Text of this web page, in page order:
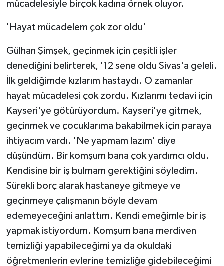
mücadelesiyle birçok kadına örnek oluyor.
'Hayat mücadelem çok zor oldu'
Gülhan Şimşek, geçinmek için çeşitli işler
denediğini belirterek, '12 sene oldu Sivas'a geleli.
İlk geldiğimde kızlarım hastaydı. O zamanlar
hayat mücadelesi çok zordu. Kızlarımı tedavi için
Kayseri'ye götürüyordum. Kayseri'ye gitmek,
geçinmek ve çocuklarıma bakabilmek için paraya
ihtiyacım vardı. 'Ne yapmam lazım' diye
düşündüm. Bir komşum bana çok yardımcı oldu.
Kendisine bir iş bulmam gerektiğini söyledim.
Sürekli borç alarak hastaneye gitmeye ve
geçinmeye çalışmanın böyle devam
edemeyeceğini anlattım. Kendi emeğimle bir iş
yapmak istiyordum. Komşum bana merdiven
temizliği yapabileceğimi ya da okuldaki
öğretmenlerin evlerine temizliğe gidebileceğimi